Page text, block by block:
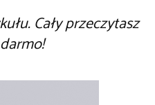
Cały przeczytasz